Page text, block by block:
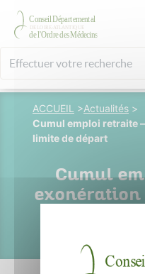
ACCUEIL >Actualités >
Cumul emploi retraite
limite de départ
Cumul
exonération